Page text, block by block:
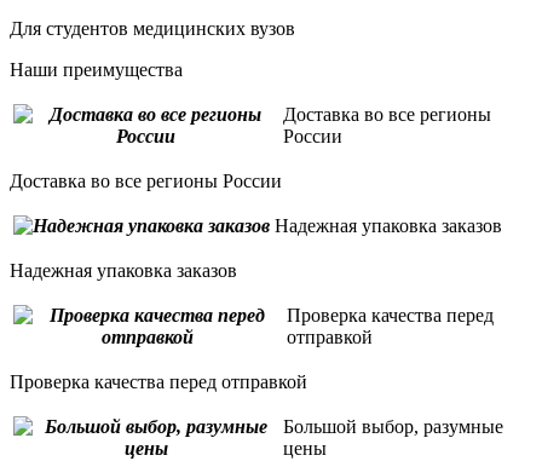
Для студентов медицинских вузов
Наши преимущества
Доставка во все регионы
России
Доставка во все регионы России
Надежная упаковка заказов
Надежная упаковка заказов
Проверка качества перед
отправкой
Проверка качества перед отправкой
Большой выбор, разумные
цены